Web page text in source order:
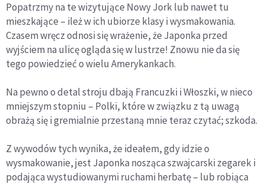
Popatrzmy na te wizytujące Nowy Jork lub nawet tu
mieszkające – ileż w ich ubiorze klasy i wysmakowania.
Czasem wręcz odnosi się wrażenie, że Japonka przed
wyjściem na ulicę ogląda się w lustrze! Znowu nie da się
tego powiedzieć o wielu Amerykankach.
Na pewno o detal stroju dbają Francuzki i Włoszki, w nieco
mniejszym stopniu – Polki, które w związku z tą uwagą
obrażą się i gremialnie przestaną mnie teraz czytać; szkoda.
Z wywodów tych wynika, że ideałem, gdy idzie o
wysmakowanie, jest Japonka nosząca szwajcarski zegarek i
podająca wystudiowanymi ruchami herbatę – lub robiąca